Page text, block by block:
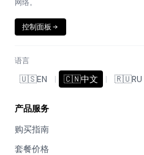
网络。
控制面板
语言
🇺🇸EN | 🇨🇳中文 | 🇷🇺RU
产品服务
购买指南
套餐价格